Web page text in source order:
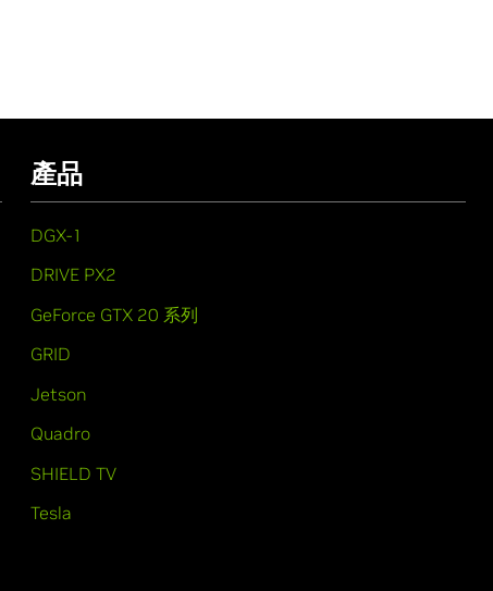
產品
DGX-1
DRIVE PX2
GeForce GTX 20 系列
GRID
Jetson
Quadro
SHIELD TV
Tesla